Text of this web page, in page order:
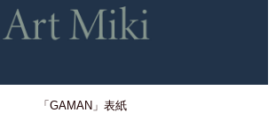
「GAMAN」表紙